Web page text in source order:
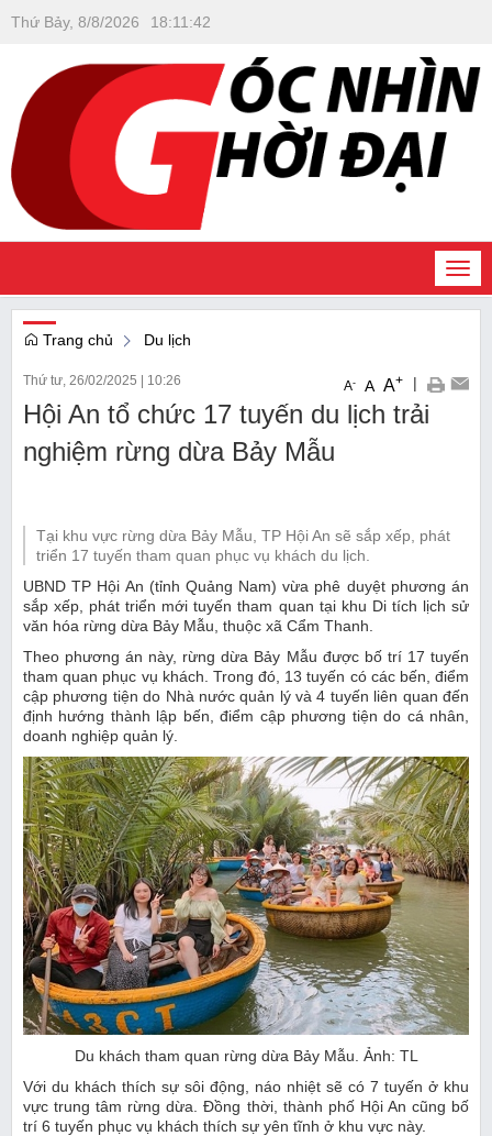
Thứ Bảy, 8/8/2026 18:11 :42
Trang chủ Du lịch
Thứ tư, 26/02/2025 10:26 A- A A+ |
Hội An tổ chức 17 tuyến du lịch trải
nghiệm rừng dừa Bảy Mẫu
Tại khu vực rừng dừa Bảy Mẫu, TP Hội An sẽ sắp xếp, phát
triển 17 tuyến tham quan phục vụ khách du lịch.
UBND TP Hội An (tỉnh Quảng Nam) vừa phê duyệt phương án
sắp xếp, phát triển mới tuyến tham quan tại khu Di tích lịch sử
văn hóa rừng dừa Bảy Mẫu, thuộc xã Cẩm Thanh.
Theo phương án này, rừng dừa Bảy Mẫu được bố trí 17 tuyến
tham quan phục vụ khách. Trong đó, 13 tuyến có các bến, điểm
cập phương tiện do Nhà nước quản lý và 4 tuyến liên quan đến
định hướng thành lập bến, điểm cập phương tiện do cá nhân,
doanh nghiệp quản lý.
Du khách tham quan rừng dừa Bảy Mẫu. Ảnh: TL
Với du khách thích sự sôi động, náo nhiệt sẽ có 7 tuyến ở khu
vực trung tâm rừng dừa. Đồng thời, thành phố Hội An cũng bố
trí 6 tuyến phục vụ khách thích sự yên tĩnh ở khu vực này.